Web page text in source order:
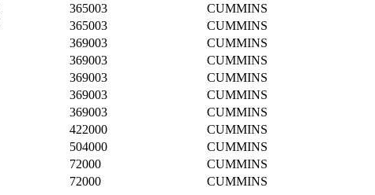
365003
CUMMINS
365003
CUMMINS
369003
CUMMINS
369003
CUMMINS
369003
CUMMINS
369003
CUMMINS
369003
CUMMINS
422000
CUMMINS
504000
CUMMINS
72000
CUMMINS
72000 CUMMINS